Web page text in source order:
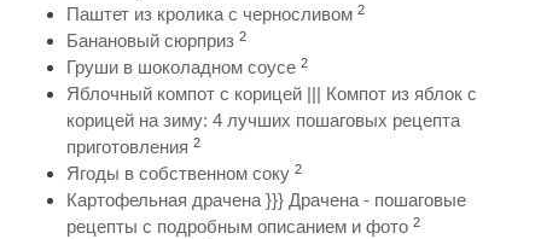
Паштет из кролика с черносливом 2
Банановый сюрприз 2
Груши в шоколадном соусе 2
Яблочный компот с корицей ||| Компот из яблок с
корицей на зиму: 4 лучших пошаговых рецепта
приготовления 2
Ягоды в собственном соку 2
Картофельная драчена }}} Драчена - пошаговые
рецепты с подробным описанием и фото 2